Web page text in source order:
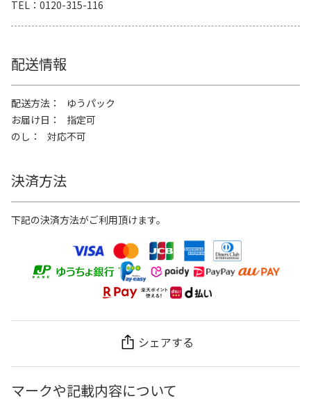
TEL
0120-315-116
配送情報
配送方法
ゆうパック
お届け日
指定可
のし
対応不可
決済方法
下記の決済方法がご利用頂けます。
シェアする
マークや記載内容について